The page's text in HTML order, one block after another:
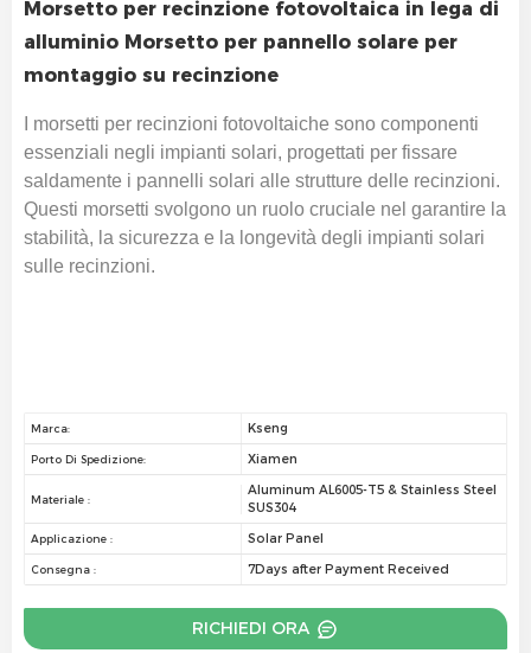
Morsetto per recinzione fotovoltaica in lega di
alluminio Morsetto per pannello solare per
montaggio su recinzione
I morsetti per recinzioni fotovoltaiche sono componenti
essenziali negli impianti solari, progettati per fissare
saldamente i pannelli solari alle strutture delle recinzioni.
Questi morsetti svolgono un ruolo cruciale nel garantire la
stabilità, la sicurezza e la longevità degli impianti solari
sulle recinzioni.
Marca: Kseng
Porto Di Spedizione: Xiamen
Materiale :
Aluminum AL6005-T5 & Stainless Steel
SUS304
Applicazione : Solar Panel
Consegna : 7Days after Payment Received
RICHIEDI ORA